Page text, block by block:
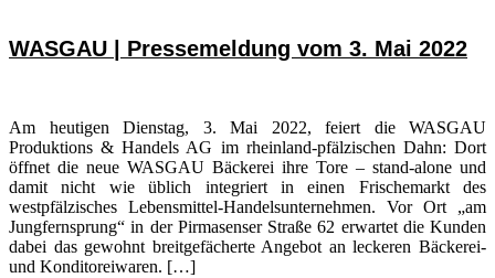
WASGAU | Pressemeldung vom 3. Mai 2022
Am heutigen Dienstag, 3. Mai 2022, feiert die WASGAU
Produktions & Handels AG im rheinland-pfälzischen Dahn: Dort
öffnet die neue WASGAU Bäckerei ihre Tore – stand-alone und
damit nicht wie üblich integriert in einen Frischemarkt des
westpfälzisches Lebensmittel-Handelsunternehmen. Vor Ort „am
Jungfernsprung“ in der Pirmasenser Straße 62 erwartet die Kunden
dabei das gewohnt breitgefächerte Angebot an leckeren Bäckerei-
und Konditoreiwaren. […]